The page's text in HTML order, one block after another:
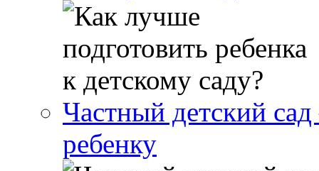
Частный детский
ребенку